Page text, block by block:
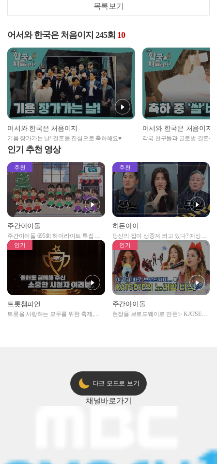
목록보기
어서와 한국은 처음이지 245회 10
어서와 한국은 처음이지
기욤 장가가는 날! 결혼을 진심으로 축하해요♥
어서와 한국은 처음이지
각국 친구들과 글로벌 결혼
인기 추천 영상
추천
주간아이돌
주간아이돌 695회 하이라이트 특집 남
자아이돌편 예고
추천
히든아이
당신의 집이 생중계 되고 있다? 예상치
못한 곳에서 일어나는 불법촬영 범죄!
인기
트롯챔피언
트롯을 사랑하는 모두를 위한 축제,
인기
주간아이돌
현장을 브로드웨이로 만든✨ KATSEYE
다크 모드로 보기
채널바로가기